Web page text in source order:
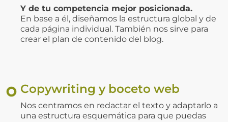
Y de tu competencia mejor posicionada.
En base a él, diseñamos la estructura global y de
cada página individual. También nos sirve para
crear el plan de contenido del blog.
Copywriting y boceto web
Nos centramos en redactar el texto y adaptarlo a
una estructura esquemática para que puedas